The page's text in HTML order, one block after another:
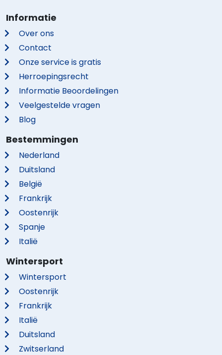
Informatie
Over ons
Contact
Onze service is gratis
Herroepingsrecht
Informatie Beoordelingen
Veelgestelde vragen
Blog
Bestemmingen
Nederland
Duitsland
België
Frankrijk
Oostenrijk
Spanje
Italië
Wintersport
Wintersport
Oostenrijk
Frankrijk
Italië
Duitsland
Zwitserland